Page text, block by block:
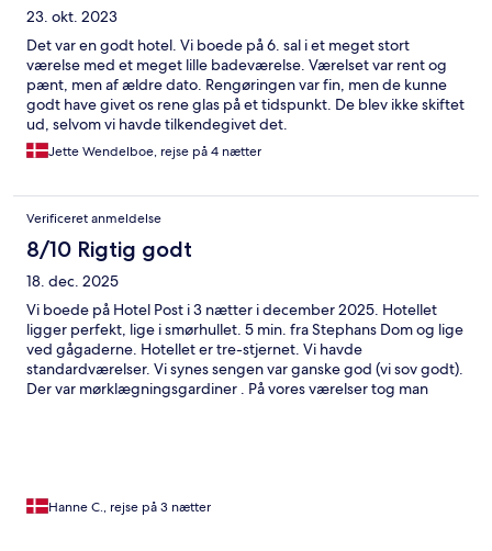
23. okt. 2023
Det var en godt hotel. Vi boede på 6. sal i et meget stort
værelse med et meget lille badeværelse. Værelset var rent og
pænt, men af ældre dato. Rengøringen var fin, men de kunne
godt have givet os rene glas på et tidspunkt. De blev ikke skiftet
ud, selvom vi havde tilkendegivet det.
Jette Wendelboe, rejse på 4 nætter
Verificeret anmeldelse
8/10 Rigtig godt
18. dec. 2025
Vi boede på Hotel Post i 3 nætter i december 2025. Hotellet
ligger perfekt, lige i smørhullet. 5 min. fra Stephans Dom og lige
ved gågaderne. Hotellet er tre-stjernet. Vi havde
standardværelser. Vi synes sengen var ganske god (vi sov godt).
Der var mørklægningsgardiner . På vores værelser tog man
kedel. Det havde vi set, at der ikke var, så det tog vi selv med. Til
frugt, brød, kager, æg, pølser, bacon osv. Kaffen var fin. Der er
Hanne C., rejse på 3 nætter